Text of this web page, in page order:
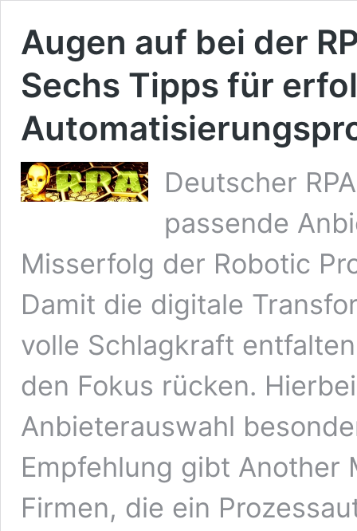
Augen auf bei der
Sechs Tipps für
Deutscher
passende
Misserfolg der Robotic
Damit die digitale
volle Schlagkraft
den Fokus rücken.
Anbieterauswahl
Empfehlung gibt Another
Firmen, die ein